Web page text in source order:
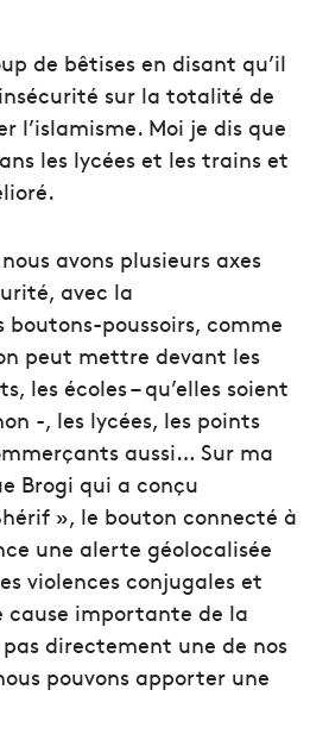
de bêtises en disant qu’il
sur la totalité de
l’islamisme. Moi je dis que
les lycées et les trains et
avons plusieurs axes
avec la
boutons-poussoirs, comme
peut mettre devant les
les écoles – qu’elles soient
-, les lycées, les points
aussi… Sur ma
Brogi qui a conçu
», le bouton connecté à
une alerte géolocalisée
violences conjugales et
cause importante de la
directement une de nos
pouvons apporter une